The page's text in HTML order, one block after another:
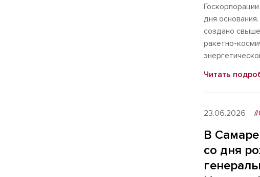
дня
создано
ракетно-
Читать
23.06.2026
В Самаре
со дня